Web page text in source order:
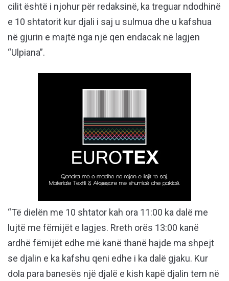
cilit është i njohur për redaksinë, ka treguar ndodhinë
e 10 shtatorit kur djali i saj u sulmua dhe u kafshua
në gjurin e majtë nga një qen endacak në lagjen
“Ulpiana”.
“Të dielën me 10 shtator kah ora 11:00 ka dalë me
lujtë me fëmijët e lagjes. Rreth orës 13:00 kanë
ardhë fëmijët edhe më kanë thanë hajde ma shpejt
se djalin e ka kafshu qeni edhe i ka dalë gjaku. Kur
dola para banesës një djalë e kish kapë djalin tem në